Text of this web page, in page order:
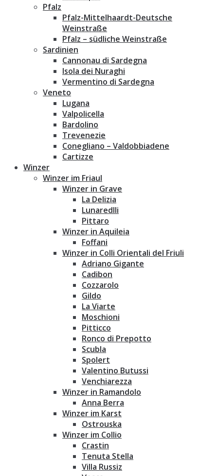
Pfalz
Pfalz-Mittelhaardt-Deutsche
Weinstraße
Pfalz – südliche Weinstraße
Sardinien
Cannonau di Sardegna
Isola dei Nuraghi
Vermentino di Sardegna
Veneto
Lugana
Valpolicella
Bardolino
Trevenezie
Conegliano – Valdobbiadene
Cartizze
Winzer
Winzer im Friaul
Winzer in Grave
La Delizia
Lunaredlli
Pittaro
Winzer in Aquileia
Foffani
Winzer in Colli Orientali del Friuli
Adriano Gigante
Cadibon
Cozzarolo
Gildo
La Viarte
Moschioni
Pitticco
Ronco di Prepotto
Scubla
Spolert
Valentino Butussi
Venchiarezza
Winzer in Ramandolo
Anna Berra
Winzer im Karst
Ostrouska
Winzer im Collio
Crastin
Tenuta Stella
Villa Russiz